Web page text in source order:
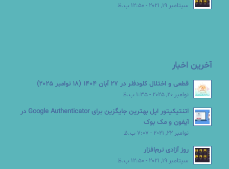
سپتامبر 19, 2021 - 12:50 ب.ظ
آخرین اخبار
قطعی و اختلال کلودفلر در 27 آبان 1404 (18 نوامبر 2025)
نوامبر 20, 2025 - 1:35 ب.ظ
اتنتیکیتور اپل بهترین جایگزین برای Google Authenticator در
آیفون و مک بوک
نوامبر 22, 2021 - 7:07 ب.ظ
روز آزادی نرم‌افزار
سپتامبر 19, 2021 - 12:50 ب.ظ